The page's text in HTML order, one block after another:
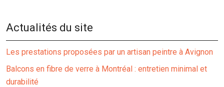
Actualités du site
Les prestations proposées par un artisan peintre à Avignon
Balcons en fibre de verre à Montréal : entretien minimal et
durabilité